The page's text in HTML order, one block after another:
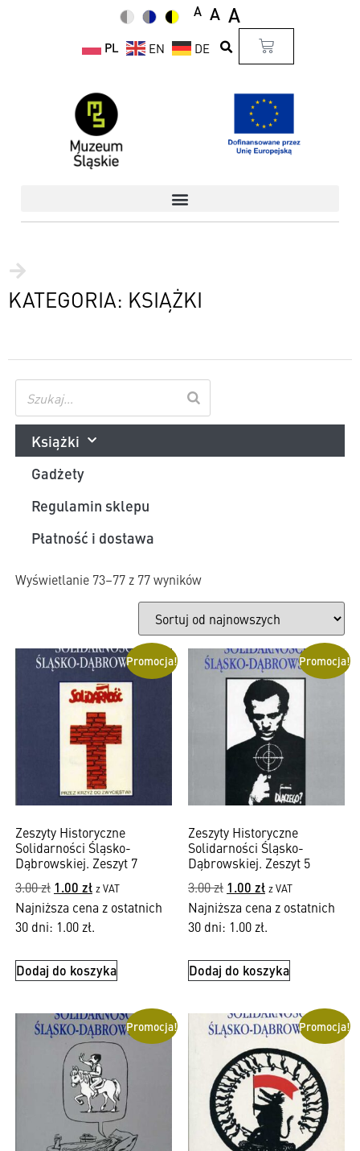
A A A
PL EN DE
KATEGORIA: KSIĄŻKI
Książki
Gadżety
Regulamin sklepu
Płatność i dostawa
Wyświetlanie 73–77 z 77 wyników
Promocja!
Zeszyty Historyczne
Solidarności Śląsko-
Dąbrowskiej. Zeszyt 7
3.00zł 1.00 zł z VAT
Najniższa cena z ostatnich
30 dni: 1.00 zł.
Dodaj do koszyka
Promocja!
Zeszyty Historyczne
Solidarności Śląsko-
Dąbrowskiej. Zeszyt 5
3.00zł 1.00 zł z VAT
Najniższa cena z ostatnich
30 dni: 1.00 zł.
Dodaj do koszyka
Promocja! Promocja!